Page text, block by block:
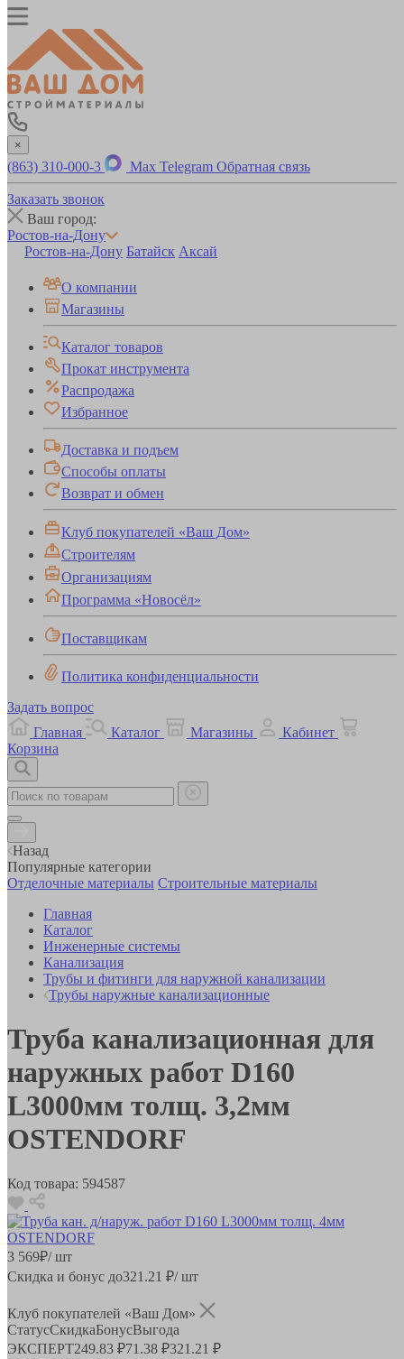
×
(863) 310-000-3 Max Telegram Обратная связь
Заказать звонок
Ваш город:
Ростов-на-Дону
Ростов-на-Дону Батайск Аксай
О компании
Магазины
Каталог товаров
Прокат инструмента
Распродажа
Избранное
Доставка и подъем
Способы оплаты
Возврат и обмен
Клуб покупателей «Ваш Дом»
Строителям
Организациям
Программа «Новосёл»
Поставщикам
Политика конфиденциальности
Задать вопрос
Главная
Каталог Магазины
Кабинет
Корзина
Назад
Популярные категории
Отделочные материалы Строительные материалы
Главная
Каталог
Инженерные системы
Канализация
Трубы и фитинги для наружной канализации
Трубы наружные канализационные
Труба канализационная для
наружных работ D160
L3000мм толщ. 3,2мм
OSTENDORF
Код товара: 594587
3 569₽/ шт
Скидка и бонус до321.21 ₽/ шт
Клуб покупателей «Ваш Дом»
СтатусСкидкаБонусВыгода
ЭКСПЕРТ249.83 ₽71.38 ₽321.21 ₽